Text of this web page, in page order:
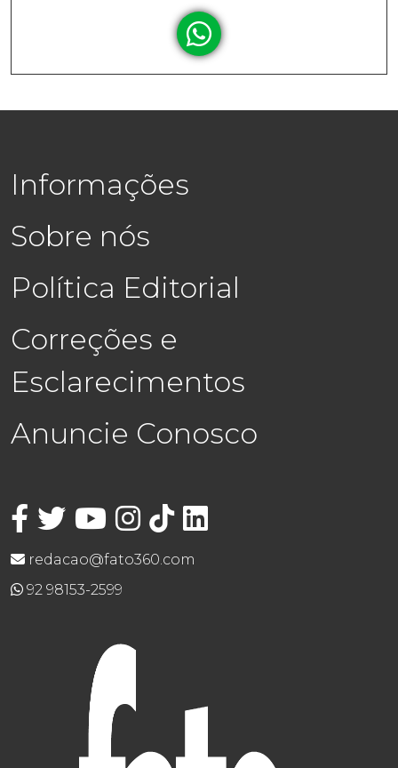
Informações
Sobre nós
Política Editorial
Correções e
Esclarecimentos
Anuncie Conosco
redacao@fato360.com
92 98153-2599